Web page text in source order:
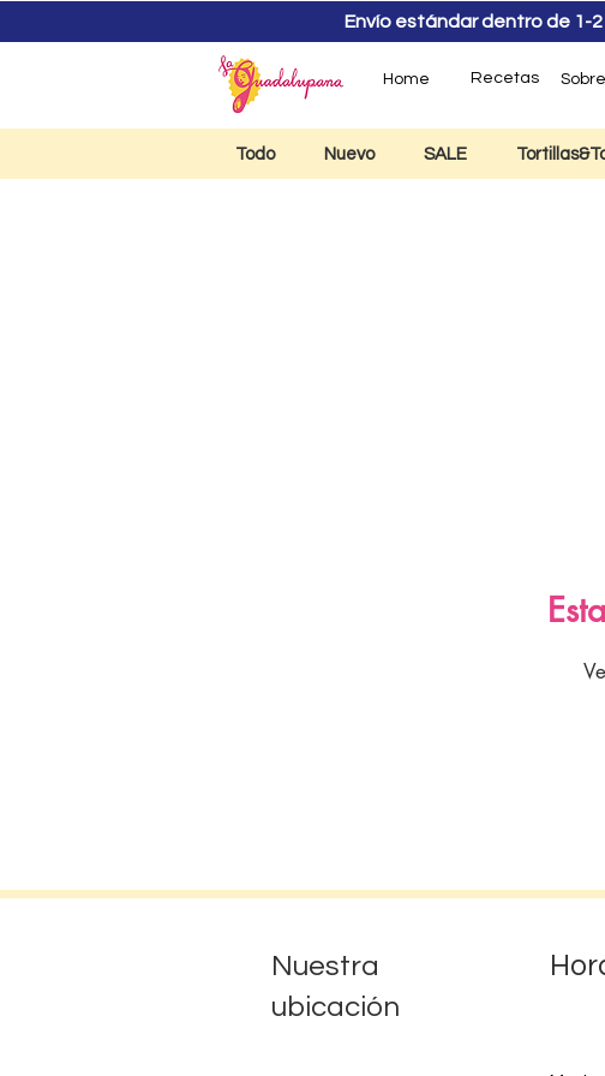
Envío estándar dentro de 1-2
Home Recetas
Todo Nuevo SALE
Nuestra
ubicación